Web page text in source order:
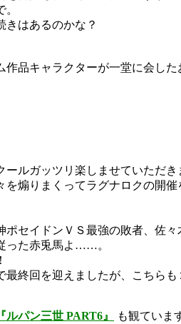
はあるのかな？
品キャラクターが一堂に会した
ルガッツリ楽しませていただき
煽りまくってラグナロクの開
セイドンＶＳ最強の敗者、佐々
った赤兎馬よ……。
終回を迎えましたが、こちら
『ルパン三世 PART6』
も観ていま